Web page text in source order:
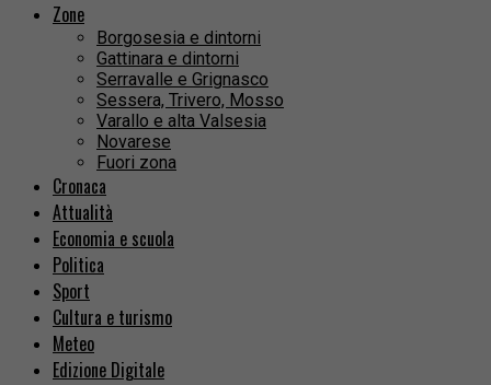
Zone
Borgosesia e dintorni
Gattinara e dintorni
Serravalle e Grignasco
Sessera, Trivero, Mosso
Varallo e alta Valsesia
Novarese
Fuori zona
Cronaca
Attualità
Economia e scuola
Politica
Sport
Cultura e turismo
Meteo
Edizione Digitale